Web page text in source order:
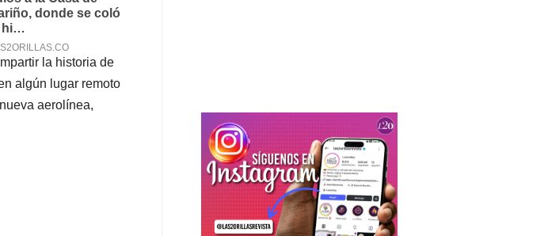
la historia de
algún lugar remoto
aerolínea,